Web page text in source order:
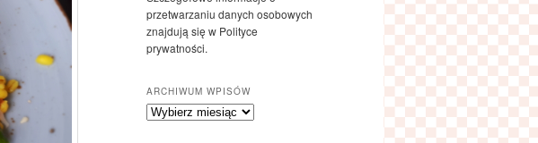
przetwarzaniu danych osobowych
znajdują się w Polityce
prywatności.
ARCHIWUM WPISÓW
Archiwum